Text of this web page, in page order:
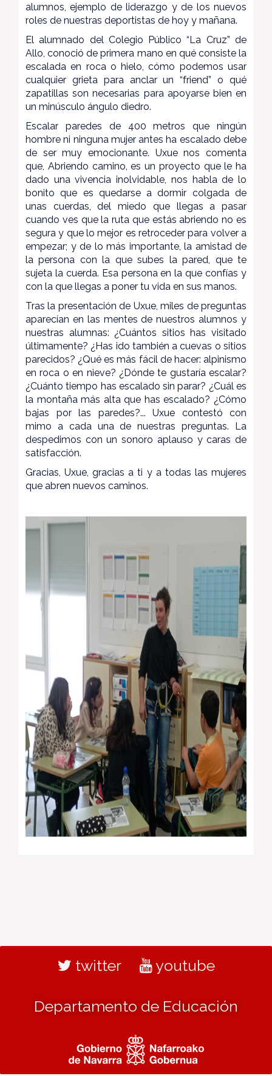
alumnos, ejemplo de liderazgo y de los nuevos
roles de nuestras deportistas de hoy y mañana.
El alumnado del Colegio Público “La Cruz” de
Allo, conoció de primera mano en qué consiste la
escalada en roca o hielo, cómo podemos usar
cualquier grieta para anclar un “friend” o qué
zapatillas son necesarias para apoyarse bien en
un minúsculo ángulo diedro.
Escalar paredes de 400 metros que ningún
hombre ni ninguna mujer antes ha escalado debe
de ser muy emocionante. Uxue nos comenta
que, Abriendo camino, es un proyecto que le ha
dado una vivencia inolvidable, nos habla de lo
bonito que es quedarse a dormir colgada de
unas cuerdas, del miedo que llegas a pasar
cuando ves que la ruta que estás abriendo no es
segura y que lo mejor es retroceder para volver a
empezar; y de lo más importante, la amistad de
la persona con la que subes la pared, que te
sujeta la cuerda. Esa persona en la que confías y
con la que llegas a poner tu vida en sus manos.
Tras la presentación de Uxue, miles de preguntas
aparecían en las mentes de nuestros alumnos y
nuestras alumnas: ¿Cuántos sitios has visitado
últimamente? ¿Has ido también a cuevas o sitios
parecidos? ¿Qué es más fácil de hacer: alpinismo
en roca o en nieve? ¿Dónde te gustaría escalar?
¿Cuánto tiempo has escalado sin parar? ¿Cuál es
la montaña más alta que has escalado? ¿Cómo
bajas por las paredes?... Uxue contestó con
mimo a cada una de nuestras preguntas. La
despedimos con un sonoro aplauso y caras de
satisfacción.
Gracias, Uxue, gracias a ti y a todas las mujeres
que abren nuevos caminos.
twitter youtube
Departamento de Educación